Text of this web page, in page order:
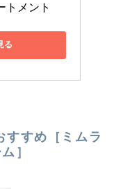
トメント
る
すすめ［ミムラ
］